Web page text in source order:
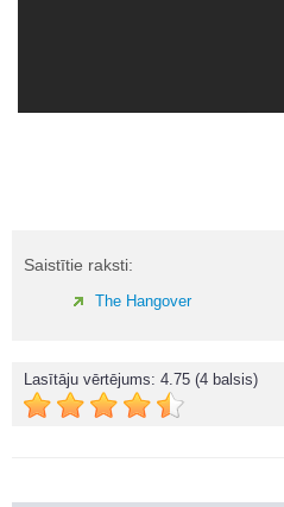
Saistītie raksti:
The Hangover
Lasītāju vērtējums: 4.75 (4 balsis)